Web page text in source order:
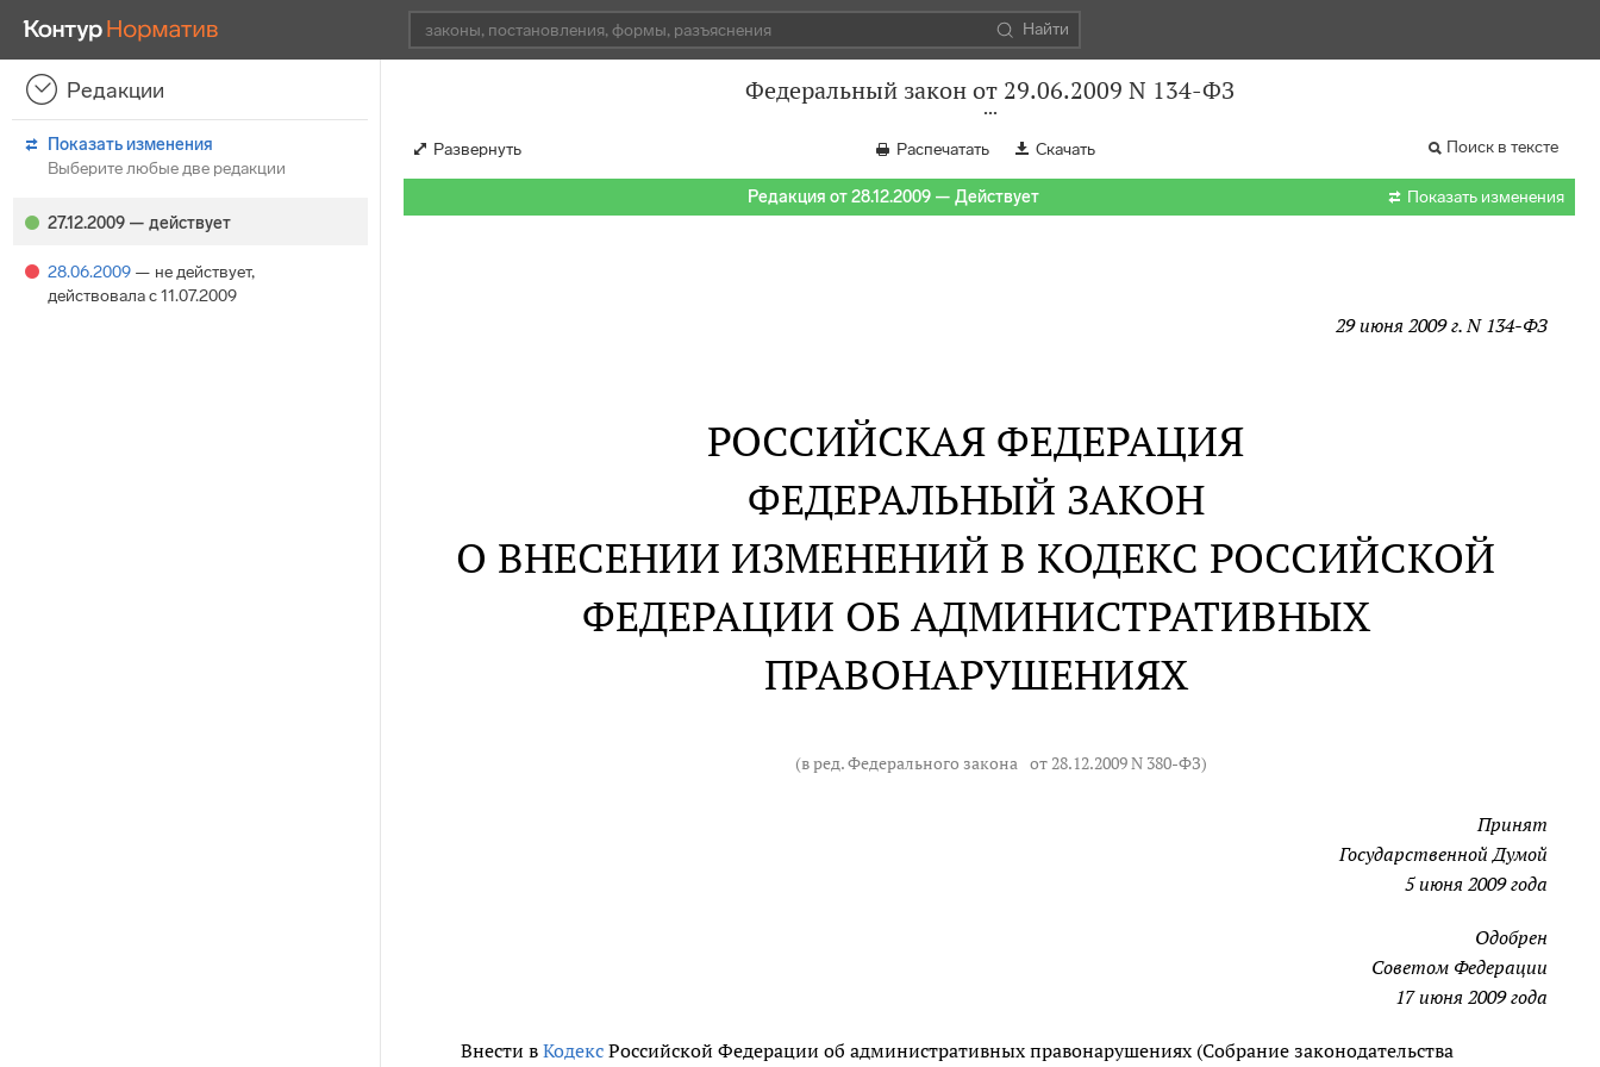
Найти
Редакции
Показать изменения
Выберите любые две редакции
27.12.2009 — действует
28.06.2009 — не действует,
действовала с 11.07.2009
Федеральный закон от 29.06.2009 N 134-ФЗ
Развернуть Распечатать Скачать Поиск в тексте
Редакция от 28.12.2009 — Действует  Показать изменения
29 июня 2009 г. N 134-ФЗ
РОССИЙСКАЯ ФЕДЕРАЦИЯ
ФЕДЕРАЛЬНЫЙ ЗАКОН
О ВНЕСЕНИИ ИЗМЕНЕНИЙ В КОДЕКС РОССИЙСКОЙ
ФЕДЕРАЦИИ ОБ АДМИНИСТРАТИВНЫХ
ПРАВОНАРУШЕНИЯХ
(в ред. Федерального закона от 28.12.2009 N 380-ФЗ)
Принят
Государственной Думой
5 июня 2009 года
Одобрен
Советом Федерации
17 июня 2009 года
Внести вКодекс Российской Федерации об административных правонарушениях (Собрание законодательства